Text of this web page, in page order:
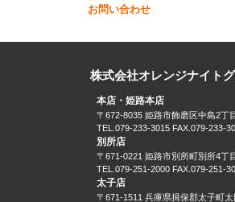
お問い合わせ
株式会社オレンジナイト
本店・姫路本店
〒672-8035 姫路市飾磨区中島2丁
TEL.079-233-3015 FAX.079-233-
別所店
〒671-0221 姫路市別所町別所4丁
TEL.079-251-2000 FAX.079-251-
太子店
〒671-1511 兵庫県揖保郡太子町太